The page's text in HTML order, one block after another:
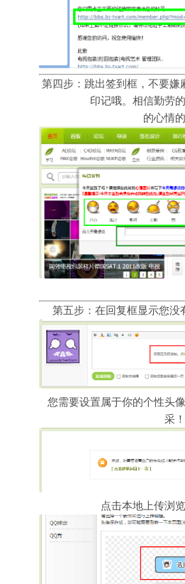
第四步：跳出签到框，不要嫌
印记哦。相信勤劳
的心情
第五步：在回复框显示您没
您需要设置属于你的个性头
采！
点击本地上传浏